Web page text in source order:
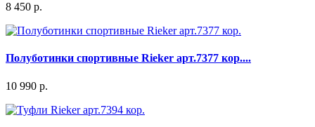
8 450 р.
Полуботинки спортивные Rieker арт.7377 кор....
10 990 р.